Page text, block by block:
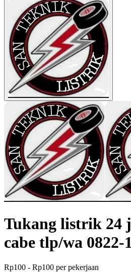
Tukang listrik 24
cabe tlp/wa 0822-
Rp100 - Rp100 per pekerjaan